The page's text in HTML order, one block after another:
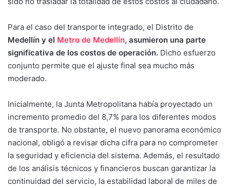
Para el caso del transporte integrado, el Distrito de
Medellín y el Metro de Medellín, asumieron una parte
significativa de los costos de operación. Dicho esfuerzo
conjunto permite que el ajuste final sea mucho más
moderado.
Inicialmente, la Junta Metropolitana había proyectado un
incremento promedio del 8,7% para los diferentes modos
de transporte. No obstante, el nuevo panorama económico
nacional, obligó a revisar dicha cifra para no comprometer
la seguridad y eficiencia del sistema. Además, el resultado
de los análisis técnicos y financieros buscan garantizar la
continuidad del servicio, la estabilidad laboral de miles de